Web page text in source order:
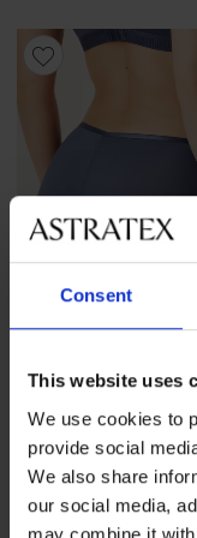
Consent
This website uses
We use cookies to
provide social
We also share
our social media,
may combine it
-20 % GET20
Klasične gaćice
visokim strukom
19,99 €akcija 3+1
Kod GET20